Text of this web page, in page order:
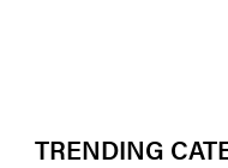
TRENDING